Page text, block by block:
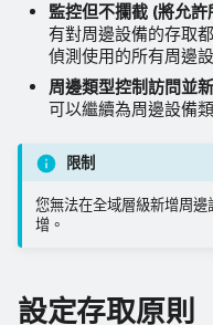
監控但不攔截 (將允許
有對周邊設備的存取
偵測使用的所有周邊
周邊類型控制訪問並
可以繼續為周邊設備
限制
您無法在全域層級新增周
增。
設定存取原則